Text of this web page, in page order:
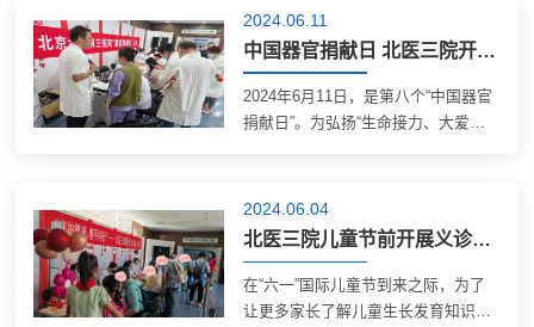
形式，广泛宣传口腔疾病防治知
识，...
力，2024年7月25日，我院药学部与
学院路社区卫生服务中心联合开展“庆
八一”退役军人药学服务义诊活动。我
院药学部杨丽副主任、药学部老年专
科临床药师闫盈盈、全科临床药师带
2024.06.11
中国器官捐献日 北医三院开展义诊活动
2024年6月11日，是第八个“中国器官
捐献日”。为弘扬“生命接力、大爱永
科、药学部在门诊楼二层举办了以“跃
动精彩人生、奏响生命乐章”为主题的
义诊活动。活动现场，专家们为患者
提供专业的医疗咨询与义诊服务。
OPO办公室（医院人体器官获取组
2024.06.04
北医三院儿童节前开展义诊活动
在“六一”国际儿童节到来之际，为了
让更多家长了解儿童生长发育知识、